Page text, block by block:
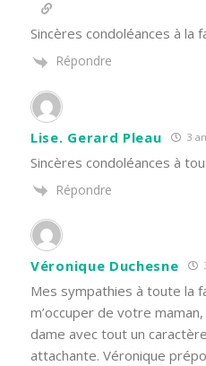
Sincères condoléances à la
Répondre
Lise. Gerard Pleau 3
Sincères condoléances à
Répondre
Véronique Duchesne
Mes sympathies à toute la
m’occuper de votre
dame avec tout un
attachante. Véronique